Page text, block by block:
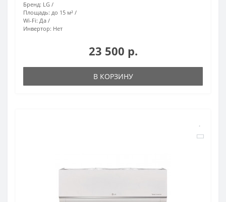
Бренд: LG
Площадь: до 15 м²
Wi-Fi: Да
Инвертор: Нет
23 500 р.
В КОРЗИНУ